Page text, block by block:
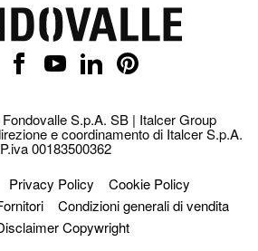
S.p.A. SB | Italcer Group
e coordinamento di Italcer S.p.A.
P.iva 00183500362
Privacy Policy
Cookie Policy
Condizioni generali di vendita
Copywright